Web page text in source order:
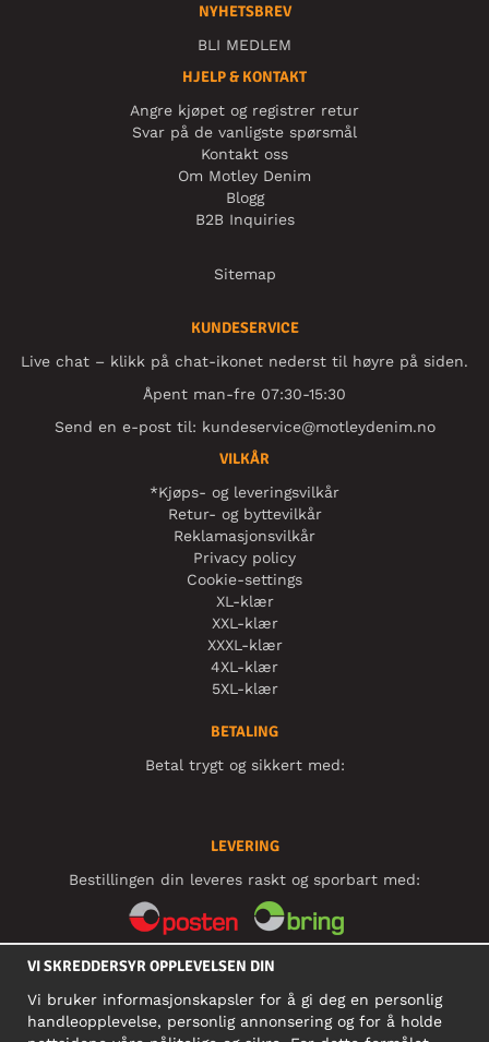
NYHETSBREV
BLI MEDLEM
HJELP & KONTAKT
Angre kjøpet og registrer retur
Svar på de vanligste spørsmål
Kontakt oss
Om Motley Denim
Blogg
B2B Inquiries
Sitemap
KUNDESERVICE
Live chat – klikk på chat-ikonet nederst til høyre på siden.
Åpent man-fre 07:30-15:30
Send en e-post til: kundeservice@motleydenim.no
VILKÅR
*Kjøps- og leveringsvilkår
Retur- og byttevilkår
Reklamasjonsvilkår
Privacy policy
Cookie-settings
XL-klær
XXL-klær
XXXL-klær
4XL-klær
5XL-klær
BETALING
Betal trygt og sikkert med:
LEVERING
Bestillingen din leveres raskt og sporbart med:
SOSIALE MEDIER
VI SKREDDERSYR OPPLEVELSEN DIN
Vi bruker informasjonskapsler for å gi deg en personlig
handleopplevelse, personlig annonsering og for å holde